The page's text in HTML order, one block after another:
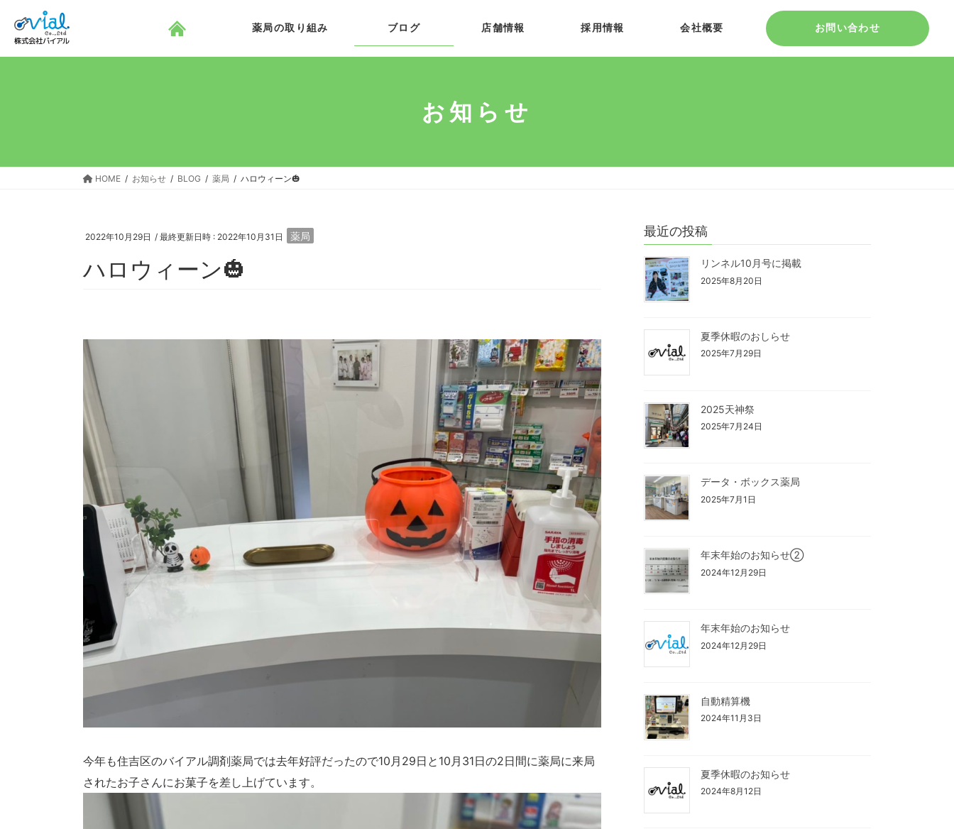
ン
プ
ー
動
薬局の取り組み ブログ 店舗情報 採用情報 会社概要 お問い合わせ
お知らせ
HOME お知らせ BLOG 薬局 ハロウィーン🎃
2022年10月29日 / 最終更新日時 : 2022年10月31日 薬局
ハロウィーン🎃
今年も住吉区のバイアル調剤薬局では去年好評だったので10月29日と10月31日の2日間に薬局に来局
されたお子さんにお菓子を差し上げています。
最近の投稿
リンネル10月号に掲載
2025年8月20日
夏季休暇のおしらせ
2025年7月29日
2025天神祭
2025年7月24日
データ・ボックス薬局
2025年7月1日
年末年始のお知らせ②
2024年12月29日
年末年始のお知らせ
2024年12月29日
自動精算機
2024年11月3日
夏季休暇のお知らせ
2024年8月12日